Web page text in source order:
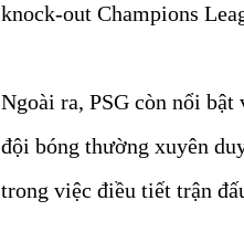
knock-out Champions
Ngoài ra, PSG còn nổi
đội bóng thường xuyên
trong việc điều tiết trận